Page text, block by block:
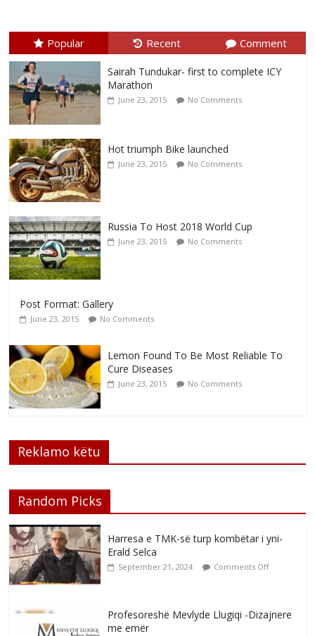
Popular Recent Comment
Sairah Tundukar- first to complete ICY
Marathon
June 23, 2015 No Comments
Hot triumph Bike launched
June 23, 2015 No Comments
Russia To Host 2018 World Cup
June 23, 2015 No Comments
Post Format: Gallery
June 23, 2015 No Comments
Lemon Found To Be Most Reliable To
Cure Diseases
June 23, 2015 No Comments
Reklamo këtu
Random Picks
Harresa e TMK-së turp kombëtar i yni-
Erald Selca
September 21, 2024 Comments Off
Profesoreshë Mevlyde Llugiqi -Dizajnere
me emër